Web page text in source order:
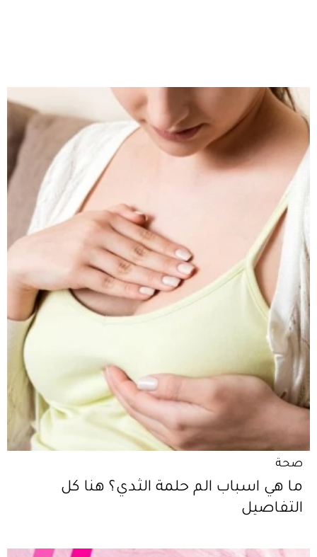
صحة
ما هي اسباب الم حلمة الثدي؟ هنا كل
التفاصيل